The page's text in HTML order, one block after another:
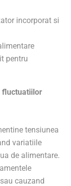
incorporat si
pentru
fluctuatiilor
tensiunea
variatiile
de alimentare.
cauzand